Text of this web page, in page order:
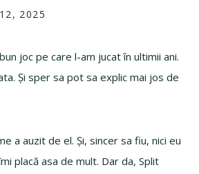
2025
joc pe care l-am jucat în ultimii ani.
Și sper sa pot sa explic mai jos de
a auzit de el. Și, sincer sa fiu, nici eu
placă asa de mult. Dar da, Split